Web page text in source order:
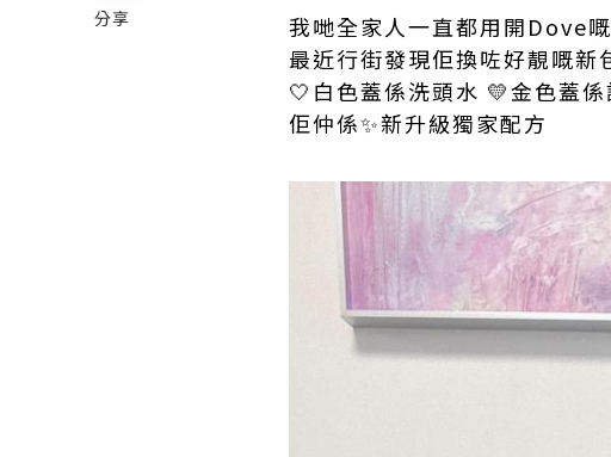
分享
我哋全家人一直都用開Dove
最近行街發現佢換咗好靚嘅新
🤍白色蓋係洗頭水 💛金色蓋係
佢仲係✨新升級獨家配方